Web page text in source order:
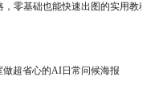
零基础也能快速出图的实用教程
超省心的AI日常问候海报